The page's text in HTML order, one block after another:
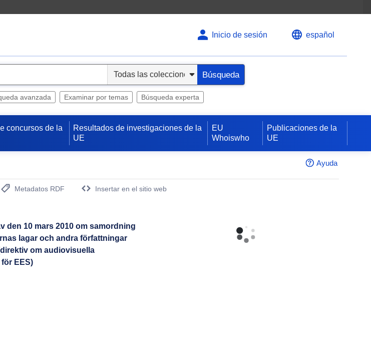
Inicio de sesión español
Búsqueda
avanzada Examinar por temas Búsqueda experta
concursos de la
Resultados de investigaciones de la
UE
EU
Whoiswho
Publicaciones de la
UE
Ayuda
Metadatos RDF
Insertar en el sitio web
den 10 mars 2010 om samordning
lagar och andra författningar
om audiovisuella
EES)